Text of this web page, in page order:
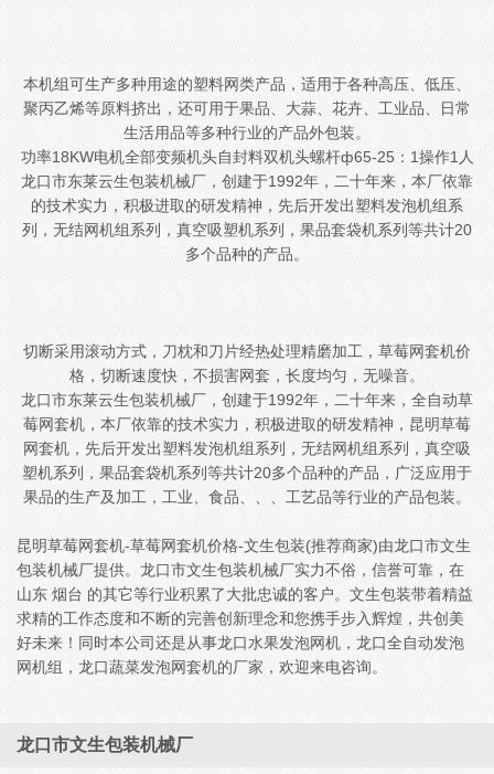
本机组可生产多种用途的塑料网类产品，适用于各种高压、低压、
聚丙乙烯等原料挤出，还可用于果品、大蒜、花卉、工业品、日常
生活用品等多种行业的产品外包装。
功率18KW电机全部变频机头自封料双机头螺杆ф65-25：1操作1人
龙口市东莱云生包装机械厂，创建于1992年，二十年来，本厂依靠
的技术实力，积极进取的研发精神，先后开发出塑料发泡机组系
列，无结网机组系列，真空吸塑机系列，果品套袋机系列等共计20
多个品种的产品。
切断采用滚动方式，刀枕和刀片经热处理精磨加工，草莓网套机价
格，切断速度快，不损害网套，长度均匀，无噪音。
龙口市东莱云生包装机械厂，创建于1992年，二十年来，全自动草
莓网套机，本厂依靠的技术实力，积极进取的研发精神，昆明草莓
网套机，先后开发出塑料发泡机组系列，无结网机组系列，真空吸
塑机系列，果品套袋机系列等共计20多个品种的产品，广泛应用于
果品的生产及加工，工业、食品、、、工艺品等行业的产品包装。
昆明草莓网套机-草莓网套机价格-文生包装(推荐商家)由龙口市文生
包装机械厂提供。龙口市文生包装机械厂实力不俗，信誉可靠，在
山东 烟台 的其它等行业积累了大批忠诚的客户。文生包装带着精益
求精的工作态度和不断的完善创新理念和您携手步入辉煌，共创美
好未来！同时本公司还是从事龙口水果发泡网机，龙口全自动发泡
网机组，龙口蔬菜发泡网套机的厂家，欢迎来电咨询。
龙口市文生包装机械厂